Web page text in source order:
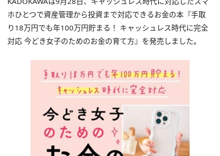
ホひとつで資産管理から投資まで対応できるお金の本『手取
り18万円でも年100万円貯まる！ キャッシュレス時代に完全
対応 今どき女子のためのお金の育て方』を発売しました。